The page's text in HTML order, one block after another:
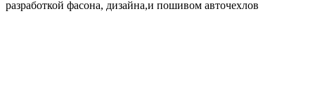
разработкой фасона, дизайна,и пошивом авточехлов